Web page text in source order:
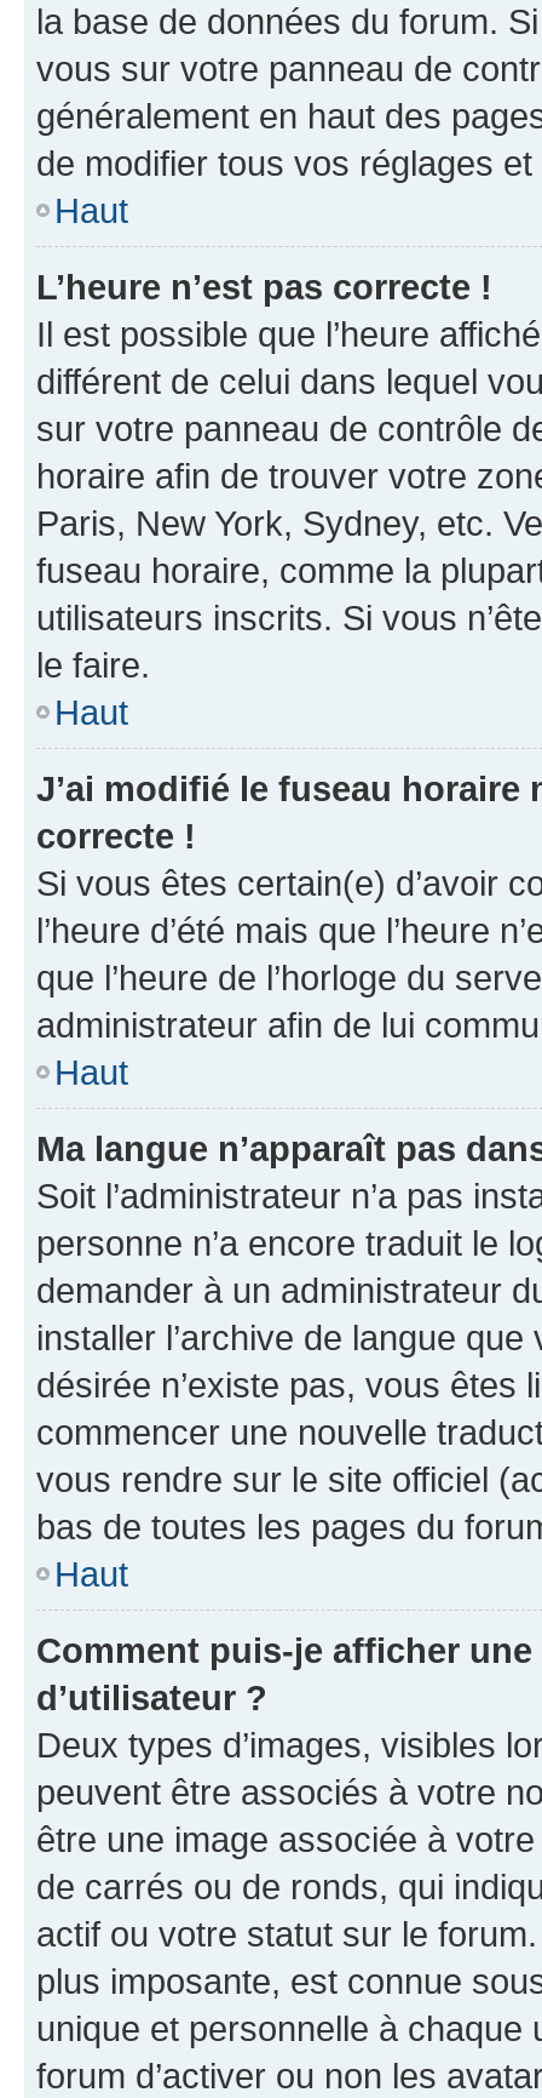
la base de données du forum.
vous sur votre panneau de
généralement en haut des
de modifier tous vos réglages
Haut
L’heure n’est pas correcte !
Il est possible que l’heure
différent de celui dans lequel
sur votre panneau de contrôle
horaire afin de trouver votre
Paris, New York, Sydney, etc.
fuseau horaire, comme la
utilisateurs inscrits. Si vous
le faire.
Haut
J’ai modifié le fuseau horaire
correcte !
Si vous êtes certain(e) d’avoir
l’heure d’été mais que l’heure
que l’heure de l’horloge du
administrateur afin de lui
Haut
Ma langue n’apparaît pas
Soit l’administrateur n’a pas
personne n’a encore traduit le
demander à un administrateur
installer l’archive de langue
désirée n’existe pas, vous êtes
commencer une nouvelle
vous rendre sur le site officiel
bas de toutes les pages du
Haut
Comment puis-je afficher
d’utilisateur ?
Deux types d’images, visibles
peuvent être associés à votre
être une image associée à
de carrés ou de ronds, qui
actif ou votre statut sur le
plus imposante, est connue
unique et personnelle à chaque
forum d’activer ou non les